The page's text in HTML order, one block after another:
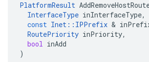
PlatformResult
InterfaceType inInterfaceType,
const Inet :: IPPrefix &
RoutePriority inPriority,
bool inAdd
)